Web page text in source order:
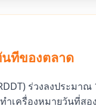
ทีของตลาด
ร่วงลงประมาณ
ำเครื่องหมายวันที่ส